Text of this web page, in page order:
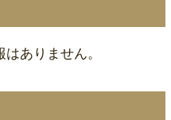
ありません。